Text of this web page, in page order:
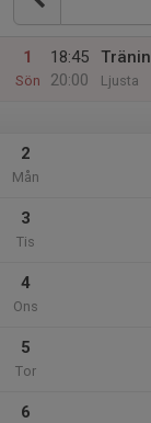
1
Sön
18:45
20:00
Ljusta
2
Mån
3
Tis
4
Ons
5
Tor
6